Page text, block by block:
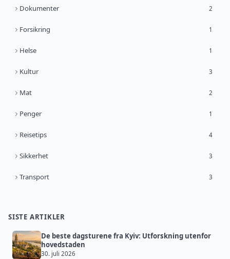
Dokumenter 2
Forsikring 1
Helse 1
Kultur 3
Mat 2
Penger 1
Reisetips 4
Sikkerhet 3
Transport 3
SISTE ARTIKLER
De beste dagsturene fra Kyiv: Utforskning utenfor
hovedstaden
30. juli 2026